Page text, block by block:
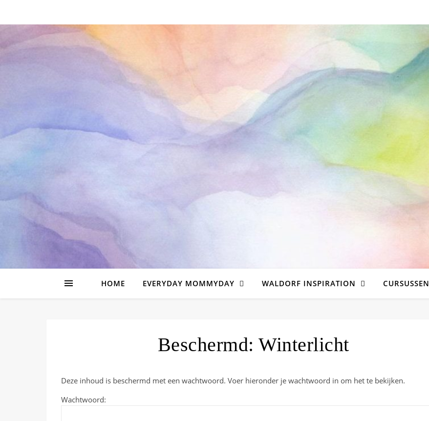
HOME EVERYDAY MOMMYDAY WALDORF INSPIRATION CURSUSSEN
Beschermd: Winterlicht
Deze inhoud is beschermd met een wachtwoord. Voer hieronder je wachtwoord in om het te bekijken.
Wachtwoord: